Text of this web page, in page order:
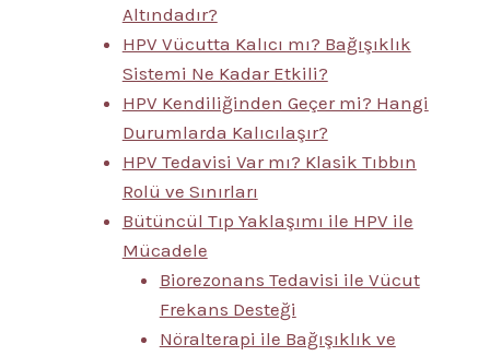
Altındadır?
HPV Vücutta Kalıcı mı? Bağışıklık
Sistemi Ne Kadar Etkili?
HPV Kendiliğinden Geçer mi? Hangi
Durumlarda Kalıcılaşır?
HPV Tedavisi Var mı? Klasik Tıbbın
Rolü ve Sınırları
Bütüncül Tıp Yaklaşımı ile HPV ile
Mücadele
Biorezonans Tedavisi ile Vücut
Frekans Desteği
Nöralterapi ile Bağışıklık ve